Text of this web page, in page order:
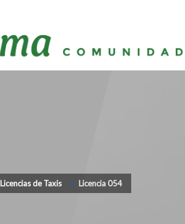
Licencias de Taxis Licencia 054